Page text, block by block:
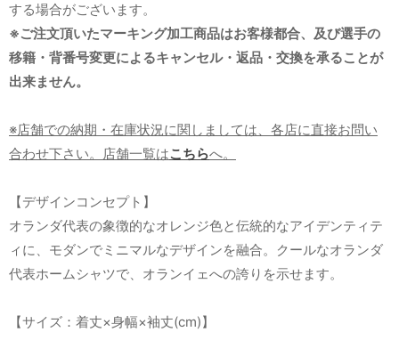
する場合がございます。
※ご注文頂いたマーキング加工商品はお客様都合、及び選手の
移籍・背番号変更によるキャンセル・返品・交換を承ることが
出来ません。
※店舗での納期・在庫状況に関しましては、各店に直接お問い
合わせ下さい。店舗一覧はこちらへ。
【デザインコンセプト】
オランダ代表の象徴的なオレンジ色と伝統的なアイデンティテ
ィに、モダンでミニマルなデザインを融合。クールなオランダ
代表ホームシャツで、オランイェへの誇りを示せます。
【サイズ：着丈×身幅×袖丈(cm)】